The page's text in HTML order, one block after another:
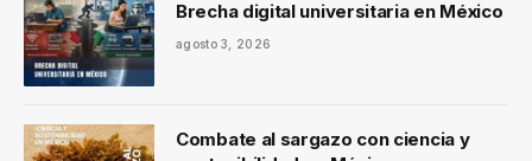
Brecha digital universitaria en México
agosto 3, 2026
Combate al sargazo con ciencia y